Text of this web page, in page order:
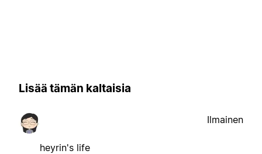
Lisää tämän kaltaisia
heyrin's life
Ilmainen